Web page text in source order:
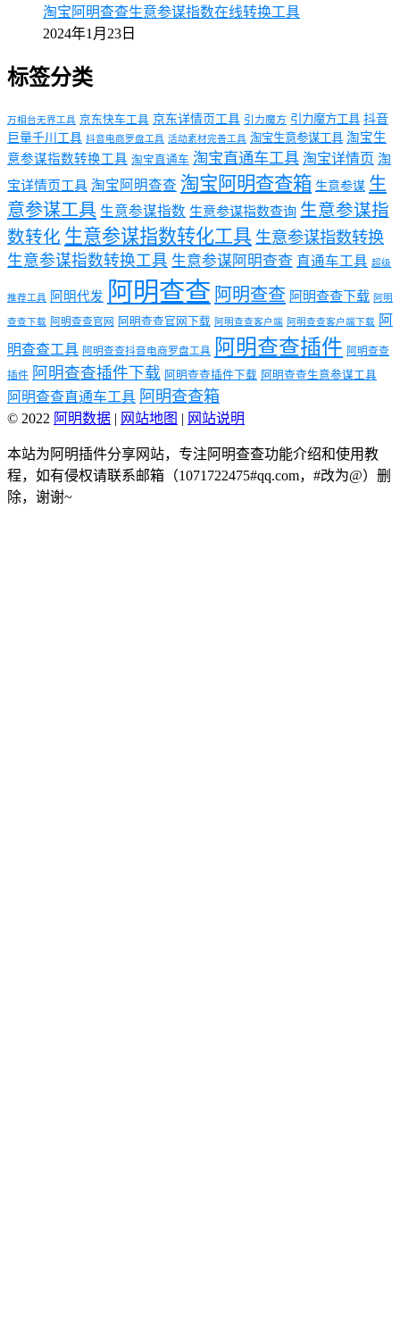
淘宝阿明查查生意参谋指数在线转换工具
2024年1月23日
标签分类
万相台无界工具 京东快车工具 京东详情页工具 引力魔方 引力魔方工具 抖音
巨量千川工具 抖音电商罗盘工具 活动素材完善工具 淘宝生意参谋工具 淘宝生
意参谋指数转换工具 淘宝直通车 淘宝直通车工具 淘宝详情页 淘
宝详情页工具 淘宝阿明查查 淘宝阿明查查箱 生意参谋 生
意参谋工具 生意参谋指数 生意参谋指数查询 生意参谋指
数转化 生意参谋指数转化工具 生意参谋指数转换
生意参谋指数转换工具 生意参谋阿明查查 直通车工具 超级
推荐工具 阿明代发 阿明查查 阿明查查 阿明查查下载 阿明
查查下载 阿明查查官网 阿明查查官网下载 阿明查查客户端 阿明查查客户端下载
阿
明查查工具 阿明查查抖音电商罗盘工具 阿明查查插件 阿明查查
插件 阿明查查插件下载 阿明查查插件下载 阿明查查生意参谋工具
阿明查查直通车工具 阿明查查箱
© 2022 阿明数据 | 网站地图 | 网站说明
本站为阿明插件分享网站，专注阿明查查功能介绍和使用教
程，如有侵权请联系邮箱（1071722475#qq.com，#改为@）删
除，谢谢~